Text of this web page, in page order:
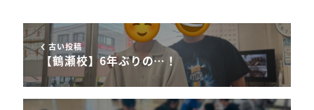
古い投稿
【鶴瀬校】6年ぶりの…！